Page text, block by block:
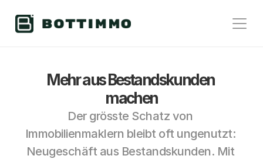
Mehr aus Bestandskunden
machen
Der grösste Schatz von
Immobilienmaklern bleibt oft ungenutzt:
Neugeschäft aus Bestandskunden. Mit